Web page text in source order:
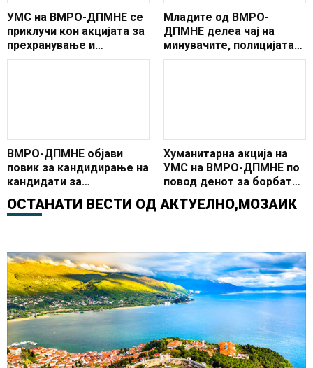
УМС на ВМРО-ДПМНЕ се
приклучи кон акцијата за
прехранување и
згрижување на
Младите од ВМРО-
ДПМНЕ делеа чај на
минувачите, полицијата
насилно ги дислоцираше
ВМРО-ДПМНЕ објави
повик за кандидирање на
кандидати за
претседатели на УЖ и
УМС
Хуманитарна акција на
УМС на ВМРО-ДПМНЕ по
повод денот за борбата
против гладот
ОСТАНАТИ ВЕСТИ ОД АКТУЕЛНО,МОЗАИК